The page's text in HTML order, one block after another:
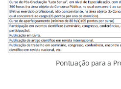
Pontuação para a